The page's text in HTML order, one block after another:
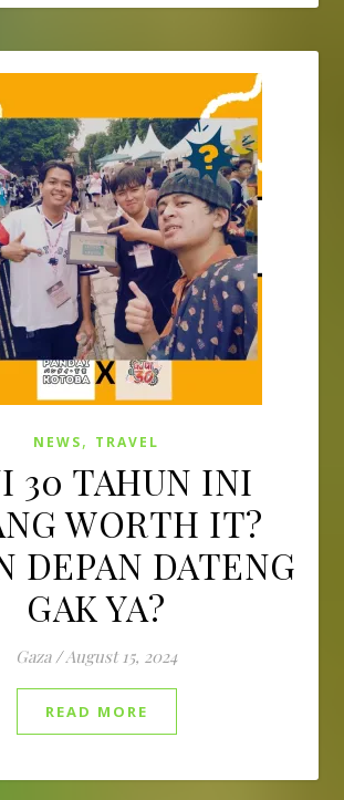
NEWS, TRAVEL
30 TAHUN INI
WORTH IT?
DEPAN DATENG
GAK YA?
Gaza /August 15, 2024
READ MORE